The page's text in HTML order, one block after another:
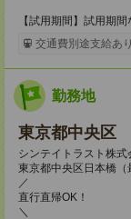
【試用期間】試用期間
交通費別途支給あり
勤務地
東京都中央区
シンテイトラスト株
東京都中央区日本橋（
／
直行直帰OK！
＼